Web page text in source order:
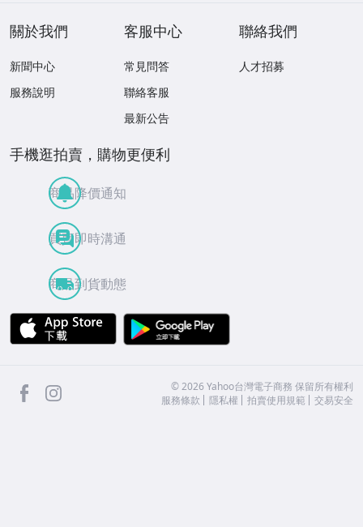
關於我們
新聞中心
服務說明
客服中心
常見問答
聯絡客服
最新公告
聯絡我們
人才招募
手機逛拍賣，購物更便利
商品降價通知
買賣即時溝通
商品到貨動態
APP Store
facebook ©2026 Yahoo台灣電子商務 保留所有權利
服務條款
隱私權 拍賣使用規範 交易安全